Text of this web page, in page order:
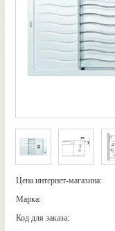
Цена интернет-магазина:
Марка:
Код для заказа: